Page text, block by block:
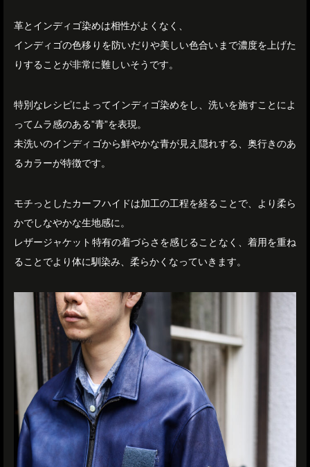
革とインディゴ染めは相性がよくなく、
インディゴの色移りを防いだりや美しい色合いまで濃度を上げた
りすることが非常に難しいそうです。
特別なレシピによってインディゴ染めをし、洗いを施すことによ
ってムラ感のある”青”を表現。
未洗いのインディゴから鮮やかな青が見え隠れする、奥行きのあ
るカラーが特徴です。
モチっとしたカーフハイドは加工の工程を経ることで、より柔ら
かでしなやかな生地感に。
レザージャケット特有の着づらさを感じることなく、着用を重ね
ることでより体に馴染み、柔らかくなっていきます。